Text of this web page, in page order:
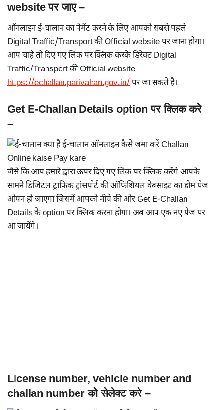
website पर जाए –
ऑनलाइन ई-चालान का पेमेंट करने के लिए आपको सबसे पहले
Digital Traffic/Transport की Official website पर जाना होगा।
आप चाहे तो दिए गए लिंक पर क्लिक करके डिरेक्ट Digital
Traffic/Transport की Official website
https://echallan.parivahan.gov.in/पर जा सकते है।
Get E-Challan Details option पर क्लिक करे
–
जैसे कि आप हमारे द्वारा ऊपर दिए गए लिंक पर क्लिक करेंगे आपके
सामने डिजिटल ट्राफिक ट्रांसपोर्ट की ऑफिशियल वेबसाइट का होम पेज
ओपन हो जाएगा जिसमें आपको नीचे की ओर Get E-Challan
Details के option पर क्लिक करना होगा। अब आप एक नए पेज पर
आ जायेंगे।
License number, vehicle number and
challan number को सेलेक्ट करे –